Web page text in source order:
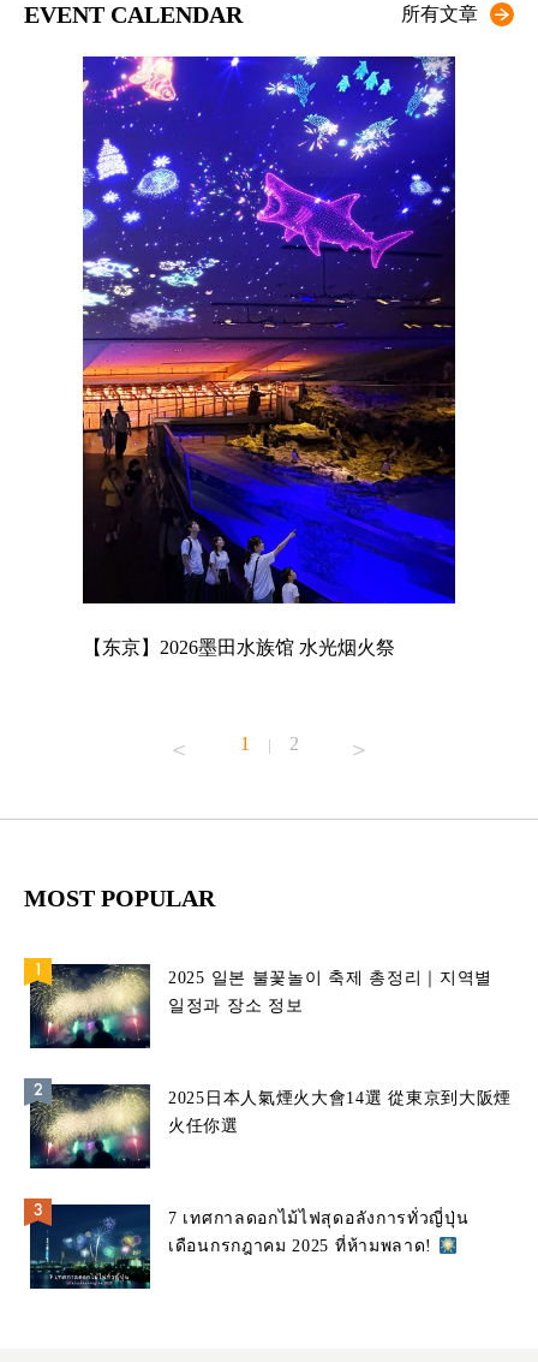
EVENT CALENDAR 所有文章
【东京】2026墨田水族馆 水光烟火祭
1 | 2
MOST POPULAR
2025 일본 불꽃놀이 축제 총정리｜지역별
일정과 장소 정보
2025日本人氣煙火大會14選 從東京到大阪煙
火任你選
7 เทศกาลดอกไม้ไฟสุดอลังการทั่วญี่ปุ่น
เดือนกรกฎาคม 2025 ที่ห้ามพลาด!